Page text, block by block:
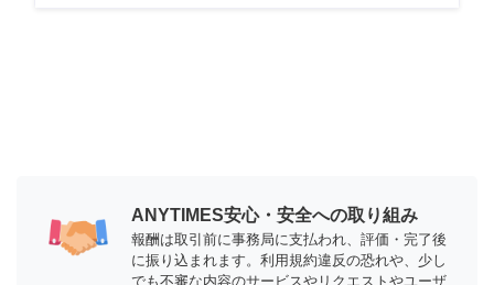
ANYTIMES安心・安全への取り組み
報酬は取引前に事務局に支払われ、評価・完了後
に振り込まれます。利用規約違反の恐れや、少し
でも不審な内容のサービスやリクエストやユーザ